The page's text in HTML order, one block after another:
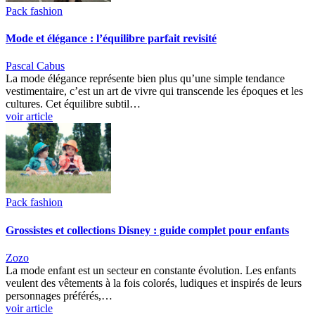
Pack fashion
Mode et élégance : l’équilibre parfait revisité
Pascal Cabus
La mode élégance représente bien plus qu’une simple tendance
vestimentaire, c’est un art de vivre qui transcende les époques et les
cultures. Cet équilibre subtil…
voir article
Pack fashion
Grossistes et collections Disney : guide complet pour enfants
Zozo
La mode enfant est un secteur en constante évolution. Les enfants
veulent des vêtements à la fois colorés, ludiques et inspirés de leurs
personnages préférés,…
voir article